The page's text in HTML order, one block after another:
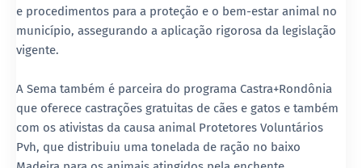
e procedimentos para a proteção e o bem-estar animal no
município, assegurando a aplicação rigorosa da legislação
vigente.
A Sema também é parceira do programa Castra+Rondônia
que oferece castrações gratuitas de cães e gatos e também
com os ativistas da causa animal Protetores Voluntários
Pvh, que distribuiu uma tonelada de ração no baixo